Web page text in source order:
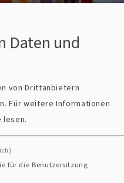
nicht erwähnt. Wo
üblich, nur
sie an einem
lernten sie die Inhalte
Am Ende des Unterrichts
zu Jesus Christus, und der
Daten und
von Drittanbietern
Für weitere Informationen
lesen.
für die Benutzersitzung